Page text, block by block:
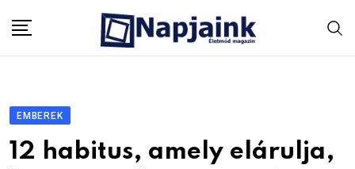
EMBEREK
12 habitus, amely elárulja,